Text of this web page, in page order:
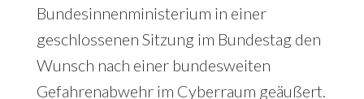
Bundesinnenministerium in einer
geschlossenen Sitzung im Bundestag den
Wunsch nach einer bundesweiten
Gefahrenabwehr im Cyberraum geäußert.